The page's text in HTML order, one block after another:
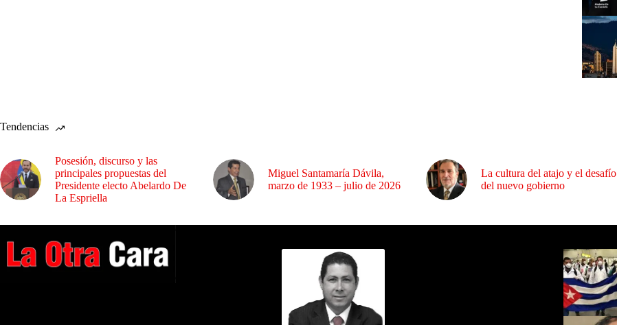
Tendencias
Posesión, discurso y las
principales propuestas del
Presidente electo Abelardo De
La Espriella
Miguel Santamaría Dávila,
marzo de 1933 – julio de 2026
La cultura del atajo y el desafío
del nuevo gobierno